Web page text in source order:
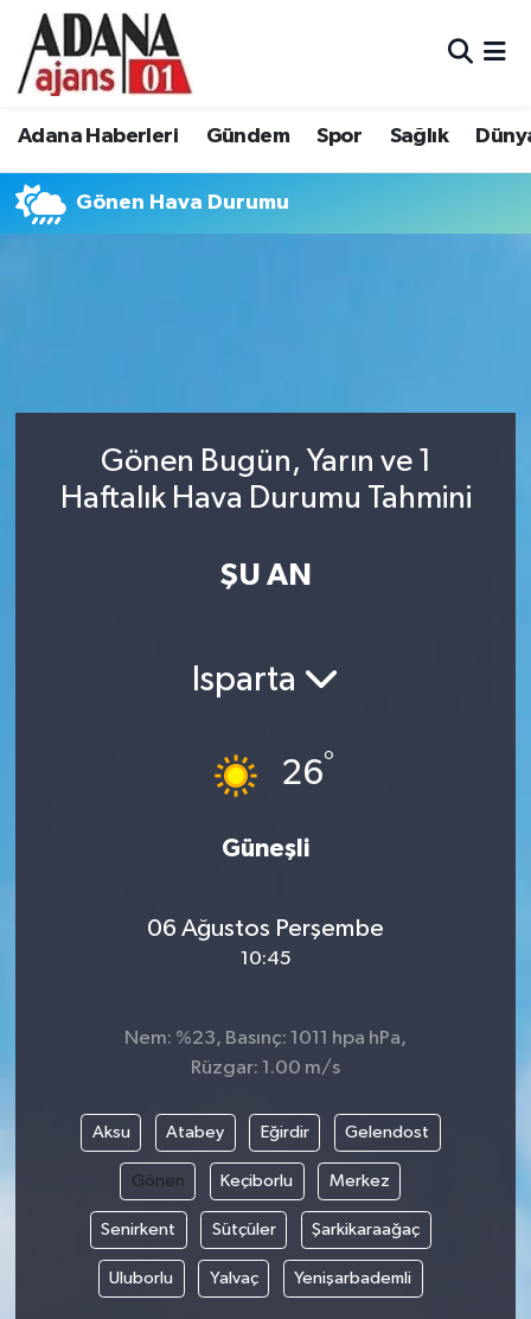
Adana Haberleri Gündem Spor Sağlık
Gönen Hava Durumu
Gönen Bugün, Yarın ve 1
Haftalık Hava Durumu Tahmini
ŞU AN
Isparta
26°
Güneşli
06 Ağustos Perşembe
10:45
Nem: %23, Basınç: 1011 hpa hPa,
Rüzgar: 1.00 m/s
Aksu Atabey Eğirdir Gelendost
Gönen Keçiborlu Merkez
Senirkent Sütçüler Şarkikaraağaç
Uluborlu Yalvaç Yenişarbademli
Adana Haberleri
Spor
Siyaset
Ekonomi
Adana Nöbetçi Eczaneler
Adana Namaz Vakitleri
Son Dakika Haberleri
Haber Arşivi